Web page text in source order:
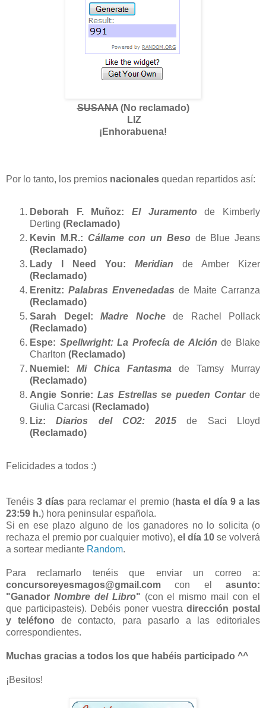
SUSANA(No reclamado)
LIZ
¡Enhorabuena!
Por lo tanto, los premios nacionales quedan repartidos así:
Deborah F. Muñoz: El Juramentode Kimberly
Derting (Reclamado)
Kevin M.R.: Cállame con un Besode Blue Jeans
(Reclamado)
Lady I Need You:
Meridian de Amber Kizer
(Reclamado)
Erenitz: Palabras Envenedadas de Maite Carranza
(Reclamado)
Sarah Degel:
Madre Nochede Rachel Pollack
(Reclamado)
Espe: Spellwright: La Profecía de Alción de Blake
Charlton (Reclamado)
Nuemiel:
Mi Chica Fantasma de Tamsy Murray
(Reclamado)
Angie Sonrie: Las Estrellas se pueden Contarde
Giulia Carcasi (Reclamado)
Liz:
Diarios del CO2: 2015 de Saci Lloyd
(Reclamado)
Felicidades a todos :)
Tenéis3 días para reclamar el premio (hasta el día 9 a las
23:59 h.) hora peninsular española.
Si en ese plazo alguno de los ganadores no lo solicita (o
rechaza el premio por cualquier motivo), el día 10se volverá
a sortear mediante Random.
Para reclamarlo tenéis que enviar un correo a:
concursoreyesmagos@gmail.com con el asunto:
"Ganador Nombre del Libro" (con el mismo mail con el
que participasteis). Debéis poner vuestra dirección postal
y teléfono de contacto, para pasarlo a las editoriales
correspondientes.
Muchas gracias a todos los que habéis participado ^^
¡Besitos!